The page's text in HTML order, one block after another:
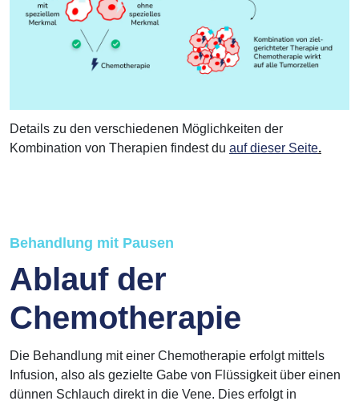
Details zu den verschiedenen Möglichkeiten der
Kombination von Therapien findest du auf dieser Seite.
Behandlung mit Pausen
Ablauf der
Chemotherapie
Die Behandlung mit einer Chemotherapie erfolgt mittels
Infusion, also als gezielte Gabe von Flüssigkeit über einen
dünnen Schlauch direkt in die Vene. Dies erfolgt in